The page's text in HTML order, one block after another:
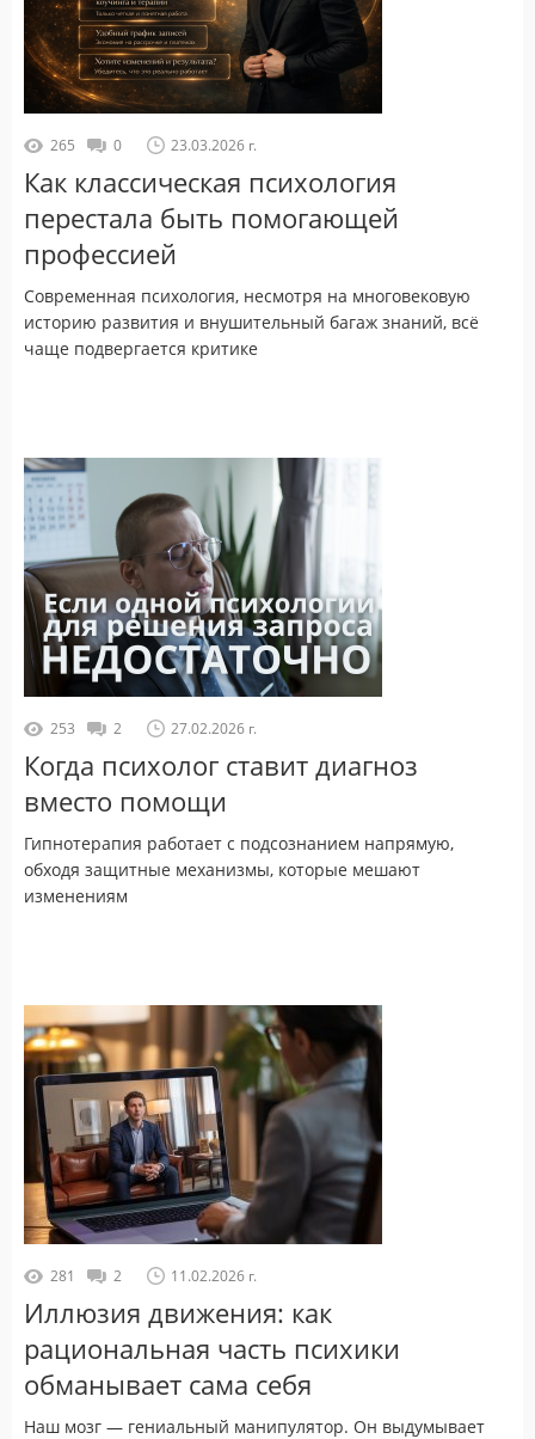
265 0 23.03.2026 г.
Как классическая психология
перестала быть помогающей
профессией
Современная психология, несмотря на многовековую
историю развития и внушительный багаж знаний, всё
чаще подвергается критике
253 2 27.02.2026 г.
Когда психолог ставит диагноз
вместо помощи
Гипнотерапия работает с подсознанием напрямую,
обходя защитные механизмы, которые мешают
изменениям
281 2 11.02.2026 г.
Иллюзия движения: как
рациональная часть психики
обманывает сама себя
Наш мозг — гениальный манипулятор. Он выдумывает